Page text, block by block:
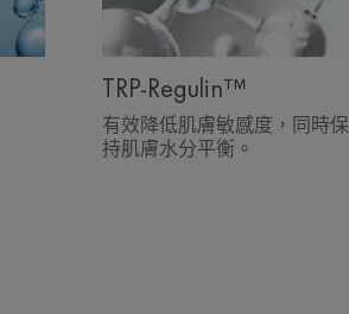
TRP-Regulin™
有效降低肌膚敏感度，同時保
持肌膚水分平衡。